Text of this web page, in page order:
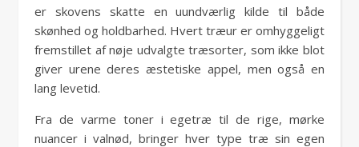
er skovens skatte en uundværlig kilde til både
skønhed og holdbarhed. Hvert træur er omhyggeligt
fremstillet af nøje udvalgte træsorter, som ikke blot
giver urene deres æstetiske appel, men også en
lang levetid.
Fra de varme toner i egetræ til de rige, mørke
nuancer i valnød, bringer hver type træ sin egen